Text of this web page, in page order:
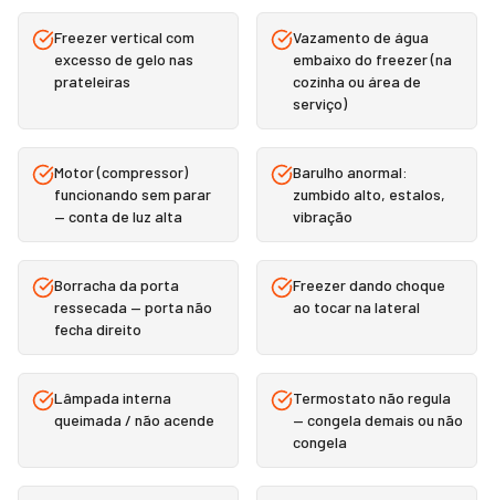
Freezer vertical com
excesso de gelo nas
prateleiras
Vazamento de água
embaixo do freezer (na
cozinha ou área de
serviço)
Motor (compressor)
funcionando sem parar
— conta de luz alta
Barulho anormal:
zumbido alto, estalos,
vibração
Borracha da porta
ressecada — porta não
fecha direito
Freezer dando choque
ao tocar na lateral
Lâmpada interna
queimada / não acende
Termostato não regula
— congela demais ou não
congela